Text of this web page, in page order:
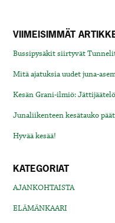
VIIMEISIMMÄT
Bussipysäkit siirtyvät
Mitä ajatuksia uudet juna-
Kesän Grani-ilmiö:
Junaliikenteen kesätauko
Hyvää kesää!
KATEGORIAT
AJANKOHTAISTA
ELÄMÄNKAARI